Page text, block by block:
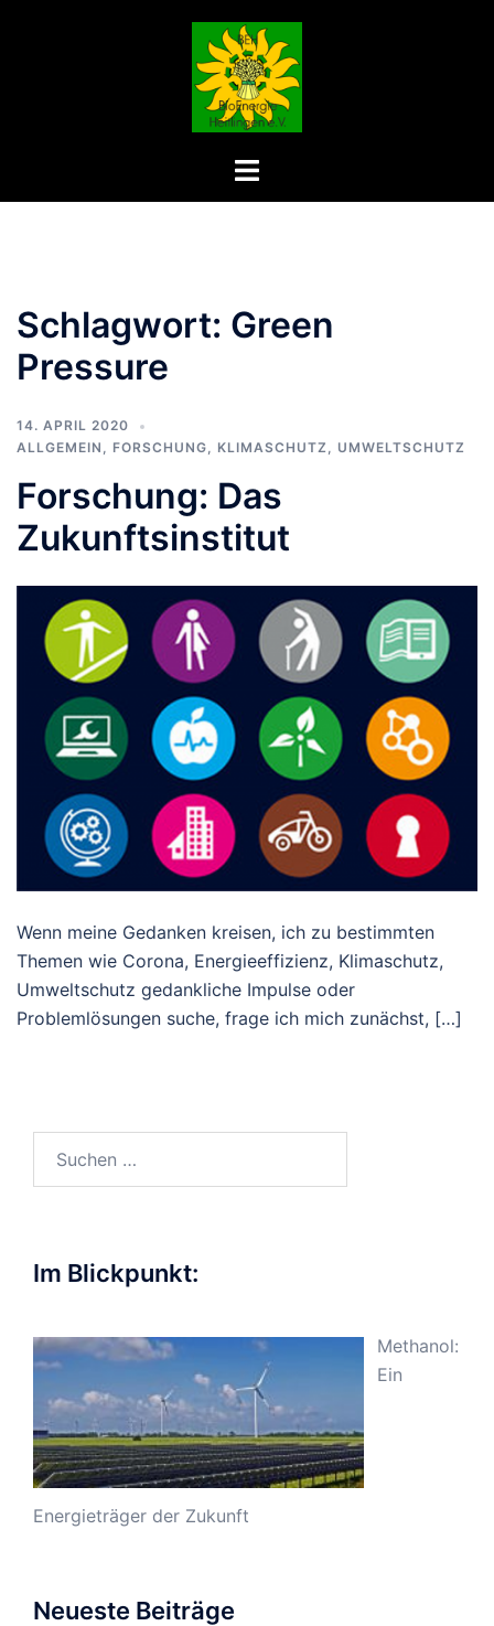
Menü
Schlagwort: Green
Pressure
14. APRIL 2020
ALLGEMEIN , FORSCHUNG, KLIMASCHUTZ , UMWELTSCHUTZ
Forschung: Das
Zukunftsinstitut
Wenn meine Gedanken kreisen, ich zu bestimmten
Themen wie Corona, Energieeffizienz, Klimaschutz,
Umweltschutz gedankliche Impulse oder
Problemlösungen suche, frage ich mich zunächst, […]
nach:
Im Blickpunkt:
Methanol:
Ein
Energieträger der Zukunft
Neueste Beiträge